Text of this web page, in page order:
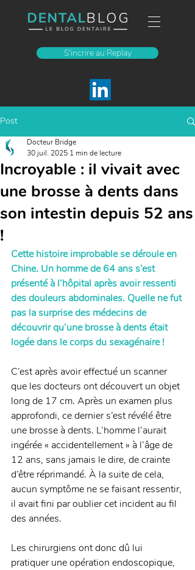
S'incrire au Replay
Post
Incroyable : il vivait avec
une brosse à dents dans
son intestin depuis 52 ans
!
Docteur Bridge
30 juil. 2025 1 min de lecture
Cette histoire improbable se déroule en
Chine. Un homme de 64 ans s’est
présenté à l’hôpital après avoir ressenti
des douleurs abdominales. Quelle ne fut
pas la surprise des médecins de
découvrir qu’une brosse à dents était
logée dans le corps du sexagénaire !
C’est après avoir effectué un scanner
que les docteurs ont découvert un objet
long de 17 cm. Après un examen plus
approfondi, ce dernier s’est révélé être
une brosse à dents. L’homme l’aurait
ingérée « accidentellement » à l’âge de
12 ans, sans jamais le dire, de crainte
d’être réprimandé. À la suite de cela,
aucun symptôme ne se faisant ressentir,
il avait fini par oublier cet incident au fil
des années.
Les chirurgiens ont donc dû lui
pratiquer une opération endoscopique,